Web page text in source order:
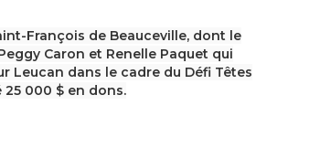
François de Beauceville, dont le
Caron et Renelle Paquet qui
Leucan dans le cadre du Défi Têtes
25 000 $ en dons.